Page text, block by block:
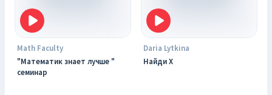
Math Faculty
"Математик знает лучше "
семинар
Daria Lytkina
Найди X